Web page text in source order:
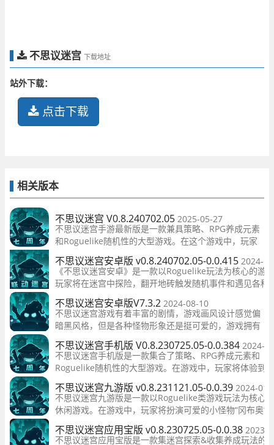
不思议迷宫 下载地址
站外下载：
点击下载
相关版本
不思议迷宫 V0.8.240702.05 2025-05-27
不思议迷宫手游最新版是一款兼具策略、RPG养成元素
和Roguelike随机性的大型游戏。在这个游戏中，玩家
将能够尽情享受各种玩法和迷宫挑战，获得极高的游戏
体验和挑战。无论你是策略游戏的粉丝还是RPG游戏的
爱好者，都能在这个充满惊喜的游戏世界中找到乐趣和
挑战。
不思议迷宫安卓版 v0.8.240702.05-0.0.415 2024-
《不思议迷宫安卓》是一款以Roguelike玩法为核心的游
玩家将在迷宫中探险，翻开地砖触发随机事件和遇见各种
物。游戏中拥有数十张风格独特的地图副本、近百只冈布
色和上百个隐藏彩蛋，带给玩家无尽
不思议迷宫安卓版V7.3.2 2024-08-10
不思议迷宫游戏有着丰富的剧情，游戏画风设计感觉偏
暗黑风格，但是各种怪物形象还是挺可爱的，游戏拥有
多个超大地图关卡任你选择，乐趣无穷，而且游戏里面
还有超多玩法等着你来解锁！
不思议迷宫手机版 V0.8.230725.05-0.0.384 2024-
不思议迷宫手机版是一款集合了策略、RPG养成元素和
Roguelike随机性的大型游戏。在游戏中，玩家将体验到
多样的玩法和迷宫挑战，为玩家提供了极高的游戏体验和
战。
不思议迷宫九游版 v0.8.231121.05-0.0.39 2024-01-
不思议迷宫九游版是一款以Roguelike类游戏玩法为核心的
休闲游戏。在游戏中，玩家将扮演可爱的小怪物“冈布奥”
通过翻开地砖的方式来探索迷宫深处，遭遇各种随机事件
怪物。
不思议迷宫应用宝版 v0.8.230725.05-0.0.38 2023-
不思议迷宫应用宝版是一款集迷宫探索&收集养成玩法的